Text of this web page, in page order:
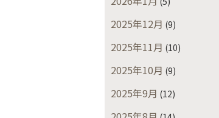
2025年12月 (9)
2025年11月 (10)
2025年10月 (9)
2025年9月 (12)